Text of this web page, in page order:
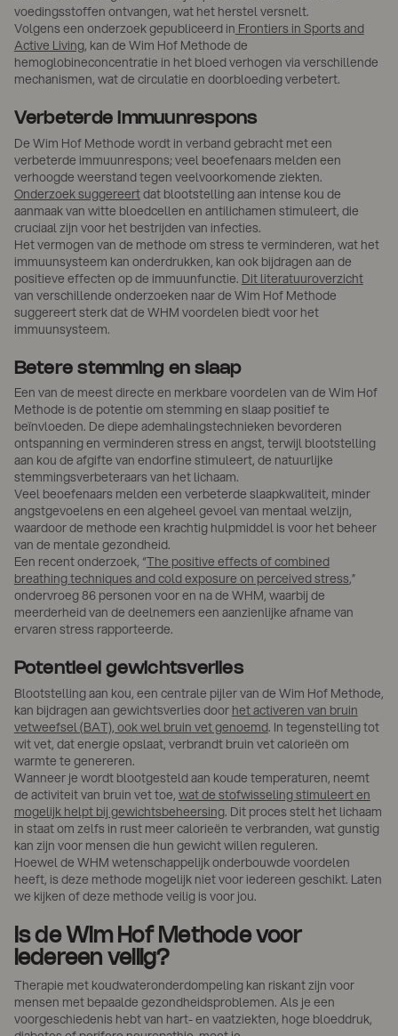
voedingsstoffen ontvangen, wat het herstel versnelt.
Volgens een onderzoek gepubliceerd in Frontiers in Sports and
Active Living, kan de Wim Hof Methode de
hemoglobineconcentratie in het bloed verhogen via verschillende
mechanismen, wat de circulatie en doorbloeding verbetert.
Verbeterde immuunrespons
De Wim Hof Methode wordt in verband gebracht met een
verbeterde immuunrespons; veel beoefenaars melden een
verhoogde weerstand tegen veelvoorkomende ziekten.
Onderzoek suggereertdat blootstelling aan intense kou de
aanmaak van witte bloedcellen en antilichamen stimuleert, die
cruciaal zijn voor het bestrijden van infecties.
Het vermogen van de methode om stress te verminderen, wat het
immuunsysteem kan onderdrukken, kan ook bijdragen aan de
positieve effecten op de immuunfunctie. Dit literatuuroverzicht
van verschillende onderzoeken naar de Wim Hof Methode
suggereert sterk dat de WHM voordelen biedt voor het
immuunsysteem.
Betere stemming en slaap
Een van de meest directe en merkbare voordelen van de Wim Hof
Methode is de potentie om stemming en slaap positief te
beïnvloeden. De diepe ademhalingstechnieken bevorderen
ontspanning en verminderen stress en angst, terwijl blootstelling
aan kou de afgifte van endorfine stimuleert, de natuurlijke
stemmingsverbeteraars van het lichaam.
Veel beoefenaars melden een verbeterde slaapkwaliteit, minder
angstgevoelens en een algeheel gevoel van mentaal welzijn,
waardoor de methode een krachtig hulpmiddel is voor het beheer
van de mentale gezondheid.
Een recent onderzoek, “The positive effects of combined
breathing techniques and cold exposure on perceived stress,”
ondervroeg 86 personen voor en na de WHM, waarbij de
meerderheid van de deelnemers een aanzienlijke afname van
ervaren stress rapporteerde.
Potentieel gewichtsverlies
Blootstelling aan kou, een centrale pijler van de Wim Hof Methode,
kan bijdragen aan gewichtsverlies door het activeren van bruin
vetweefsel (BAT), ook wel bruin vet genoemd. In tegenstelling tot
wit vet, dat energie opslaat, verbrandt bruin vet calorieën om
warmte te genereren.
Wanneer je wordt blootgesteld aan koude temperaturen, neemt
de activiteit van bruin vet toe, wat de stofwisseling stimuleert en
mogelijk helpt bij gewichtsbeheersing. Dit proces stelt het lichaam
in staat om zelfs in rust meer calorieën te verbranden, wat gunstig
kan zijn voor mensen die hun gewicht willen reguleren.
Hoewel de WHM wetenschappelijk onderbouwde voordelen
heeft, is deze methode mogelijk niet voor iedereen geschikt. Laten
we kijken of deze methode veilig is voor jou.
Is de Wim Hof Methode voor
iedereen veilig?
Therapie met koudwateronderdompeling kan riskant zijn voor
mensen met bepaalde gezondheidsproblemen. Als je een
voorgeschiedenis hebt van hart- en vaatziekten, hoge bloeddruk,